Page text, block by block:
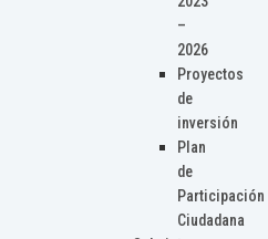
–
2026
Proyectos
de
inversión
Plan
de
Participación
Ciudadana